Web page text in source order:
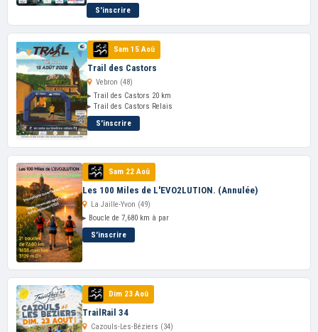
S'inscrire
Sam 15 Aoû
Trail des Castors
Vebron (48)
▸ Trail des Castors 20 km
▸ Trail des Castors Relais
S'inscrire
Sam 22 Aoû
Les 100 Miles de L'EVO2LUTION. (Annulée)
La Jaille-Yvon (49)
▸ Boucle de 7,680 km à par
S'inscrire
Dim 23 Aoû
TrailRail 34
Cazouls-Les-Béziers (34)